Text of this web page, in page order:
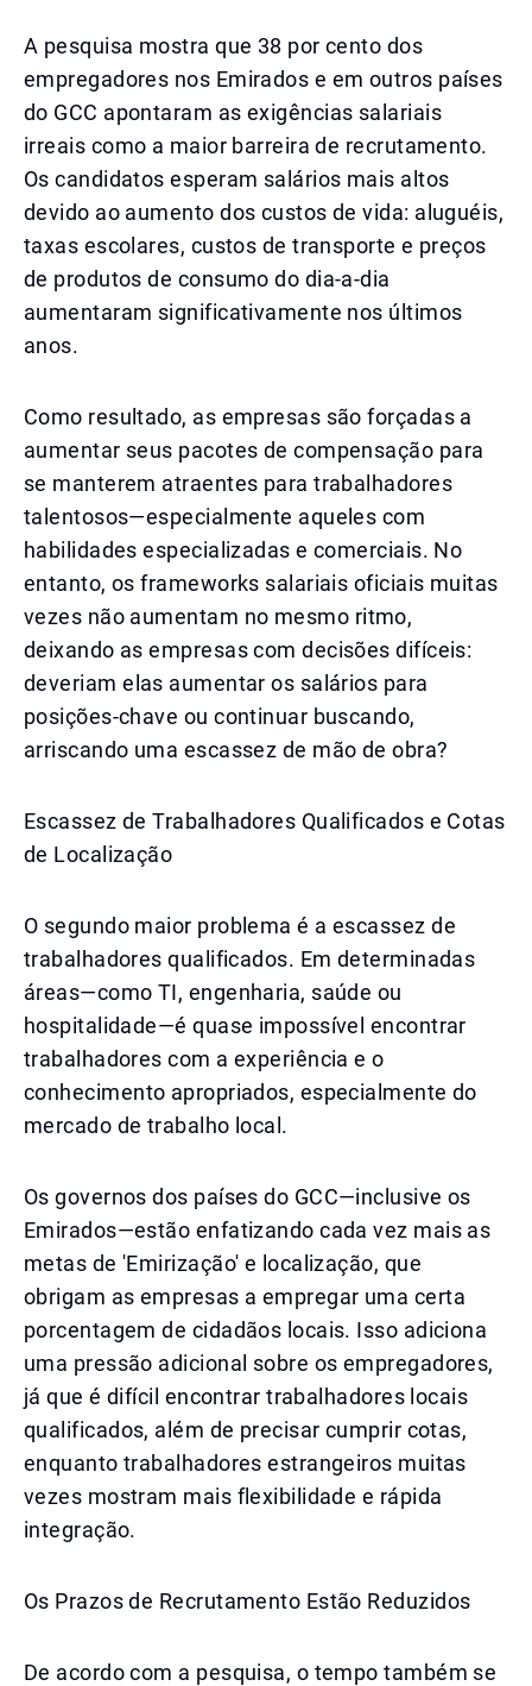
A pesquisa mostra que 38 por cento dos
empregadores nos Emirados e em outros países
do GCC apontaram as exigências salariais
irreais como a maior barreira de recrutamento.
Os candidatos esperam salários mais altos
devido ao aumento dos custos de vida: aluguéis,
taxas escolares, custos de transporte e preços
de produtos de consumo do dia-a-dia
aumentaram significativamente nos últimos
anos.
Como resultado, as empresas são forçadas a
aumentar seus pacotes de compensação para
se manterem atraentes para trabalhadores
talentosos—especialmente aqueles com
habilidades especializadas e comerciais. No
entanto, os frameworks salariais oficiais muitas
vezes não aumentam no mesmo ritmo,
deixando as empresas com decisões difíceis:
deveriam elas aumentar os salários para
posições-chave ou continuar buscando,
arriscando uma escassez de mão de obra?
Escassez de Trabalhadores Qualificados e Cotas
de Localização
O segundo maior problema é a escassez de
trabalhadores qualificados. Em determinadas
áreas—como TI, engenharia, saúde ou
hospitalidade—é quase impossível encontrar
trabalhadores com a experiência e o
conhecimento apropriados, especialmente do
mercado de trabalho local.
Os governos dos países do GCC—inclusive os
Emirados—estão enfatizando cada vez mais as
metas de 'Emirização' e localização, que
obrigam as empresas a empregar uma certa
porcentagem de cidadãos locais. Isso adiciona
uma pressão adicional sobre os empregadores,
já que é difícil encontrar trabalhadores locais
qualificados, além de precisar cumprir cotas,
enquanto trabalhadores estrangeiros muitas
vezes mostram mais flexibilidade e rápida
integração.
Os Prazos de Recrutamento Estão Reduzidos
De acordo com a pesquisa, o tempo também se